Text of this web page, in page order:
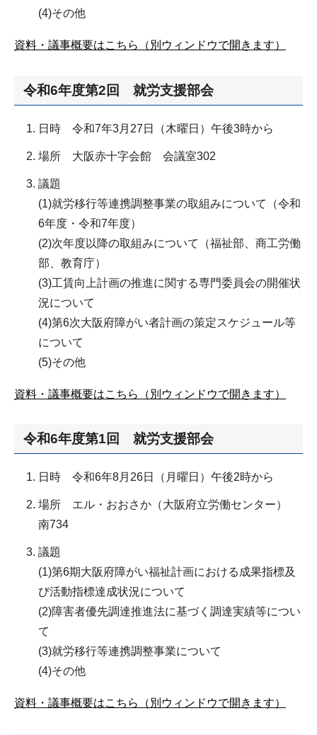
(4)その他
資料・議事概要はこちら（別ウィンドウで開きます）
令和6年度第2回 就労支援部会
日時 令和7年3月27日（木曜日）午後3時から
場所 大阪赤十字会館 会議室302
議題
(1)就労移行等連携調整事業の取組みについて（令和
6年度・令和7年度）
(2)次年度以降の取組みについて（福祉部、商工労働
部、教育庁）
(3)工賃向上計画の推進に関する専門委員会の開催状
況について
(4)第6次大阪府障がい者計画の策定スケジュール等
について
(5)その他
資料・議事概要はこちら（別ウィンドウで開きます）
令和6年度第1回 就労支援部会
日時 令和6年8月26日（月曜日）午後2時から
場所 エル・おおさか（大阪府立労働センター）
南734
議題
(1)第6期大阪府障がい福祉計画における成果指標及
び活動指標達成状況について
(2)障害者優先調達推進法に基づく調達実績等につい
て
(3)就労移行等連携調整事業について
(4)その他
資料・議事概要はこちら（別ウィンドウで開きます）